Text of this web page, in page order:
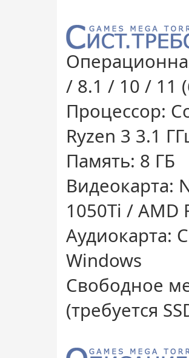
/ 8.1 / 10 / 11
Процессор:
Ryzen 3 3.1
Память: 8 ГБ
Видеокарта:
1050Ti / AMD
Аудиокарта:
Windows
Свободное
(требуется